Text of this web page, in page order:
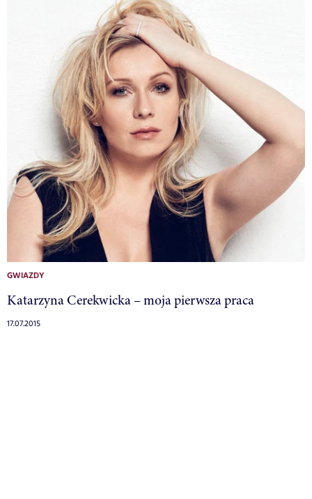
GWIAZDY
Katarzyna Cerekwicka – moja pierwsza praca
17.07.2015